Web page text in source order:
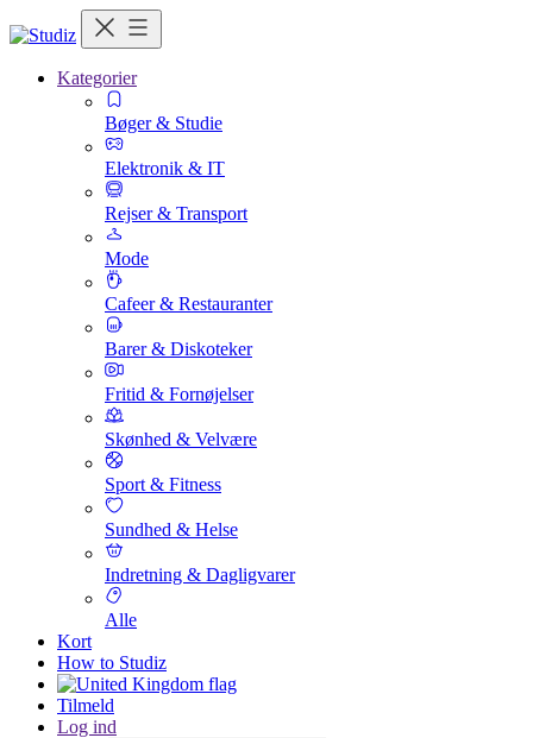
Kategorier
Bøger & Studie
Elektronik & IT
Rejser & Transport
Mode
Cafeer & Restauranter
Barer & Diskoteker
Fritid & Fornøjelser
Skønhed & Velvære
Sport & Fitness
Sundhed & Helse
Indretning & Dagligvarer
Alle
Kort
How to Studiz
Tilmeld
Log ind